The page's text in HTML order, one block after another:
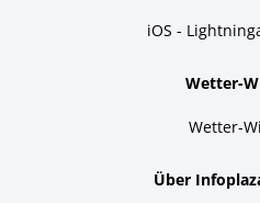
iOS -
Wetter-
Wetter-
Über